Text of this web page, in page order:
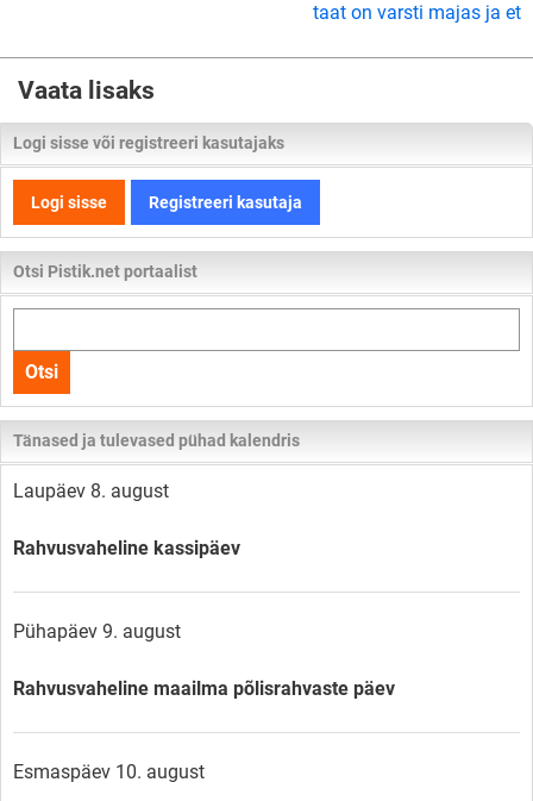
taat on varsti majas ja et
Vaata lisaks
Logi sisse või registreeri kasutajaks
Logi sisse Registreeri kasutaja
Otsi Pistik.net portaalist
kogu
lehelt
Otsi
Tänased ja tulevased pühad kalendris
Laupäev 8. august
Rahvusvaheline kassipäev
Pühapäev 9. august
Rahvusvaheline maailma põlisrahvaste päev
Esmaspäev 10. august